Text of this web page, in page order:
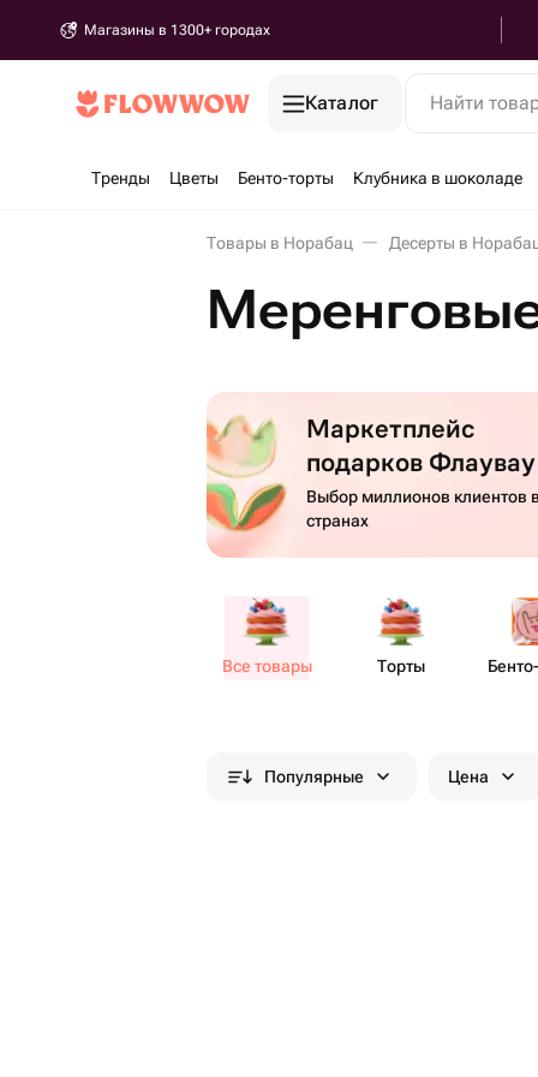
Магазины в 1300+ городах
Каталог Найти
Тренды Цветы Бенто-торты Клубника в шоколаде
Товары в Норабац Десерты в
Маркетплейс
подарков Флаувау
Выбор миллионов клиентов
странах
Все товары Торты
Популярные Цена